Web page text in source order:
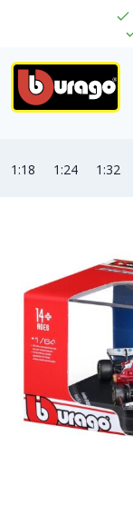
1:18 1:24 1:32